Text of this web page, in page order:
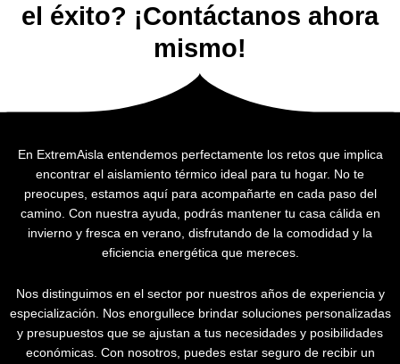
el éxito? ¡Contáctanos ahora
mismo!
En ExtremAisla entendemos perfectamente los retos que implica
encontrar el aislamiento térmico ideal para tu hogar. No te
preocupes, estamos aquí para acompañarte en cada paso del
camino. Con nuestra ayuda, podrás mantener tu casa cálida en
invierno y fresca en verano, disfrutando de la comodidad y la
eficiencia energética que mereces.
Nos distinguimos en el sector por nuestros años de experiencia y
especialización. Nos enorgullece brindar soluciones personalizadas
y presupuestos que se ajustan a tus necesidades y posibilidades
económicas. Con nosotros, puedes estar seguro de recibir un